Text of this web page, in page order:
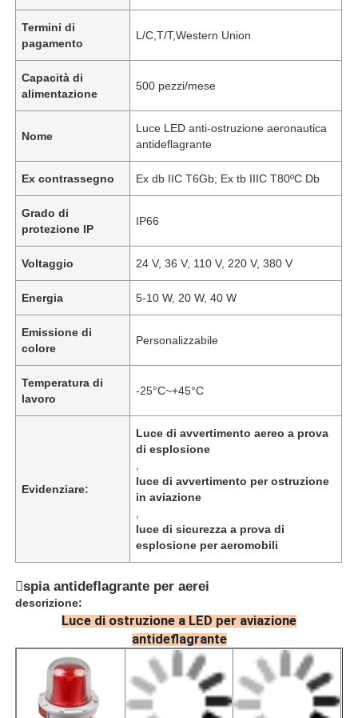
Termini di
pagamento
L/C,T/T,Western Union
Capacità di
alimentazione
500 pezzi/mese
Nome
Luce LED anti-ostruzione aeronautica
antideflagrante
Ex contrassegno Ex db IIC T6Gb; Ex tb IIIC T80ºC Db
Grado di
protezione IP
IP66
Voltaggio 24 V, 36 V, 110 V, 220 V, 380 V
Energia 5-10 W, 20 W, 40 W
Emissione di
colore
Personalizzabile
Temperatura di
lavoro
-25°C~+45°C
Evidenziare:
Luce di avvertimento aereo a prova
di esplosione
luce di avvertimento per ostruzione
in aviazione
luce di sicurezza a prova di
esplosione per aeromobili
spia antideflagrante per aerei
descrizione:
Luce di ostruzione a LED per aviazione
antideflagrante